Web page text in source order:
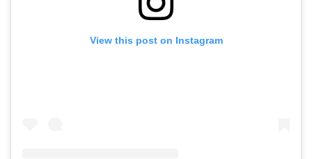
View this post on Instagram